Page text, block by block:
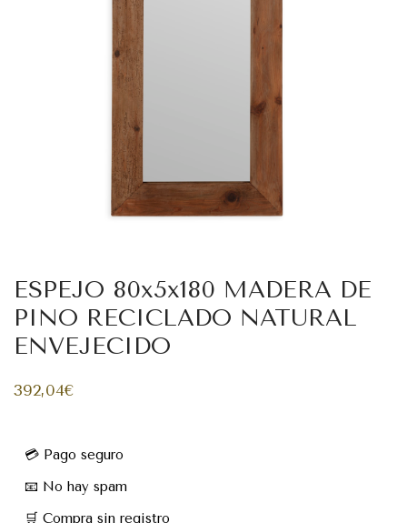
ESPEJO 80x5x180 MADERA DE
PINO RECICLADO NATURAL
ENVEJECIDO
392,04€
💳 Pago seguro
📧 No hay spam
🛒 Compra sin registro